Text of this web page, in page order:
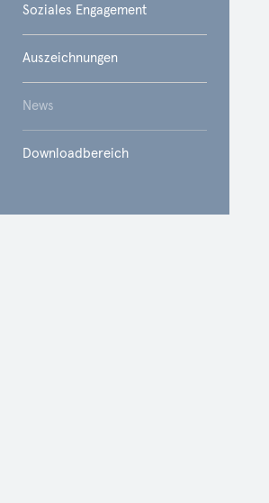
Soziales Engagement
Auszeichnungen
News
Downloadbereich